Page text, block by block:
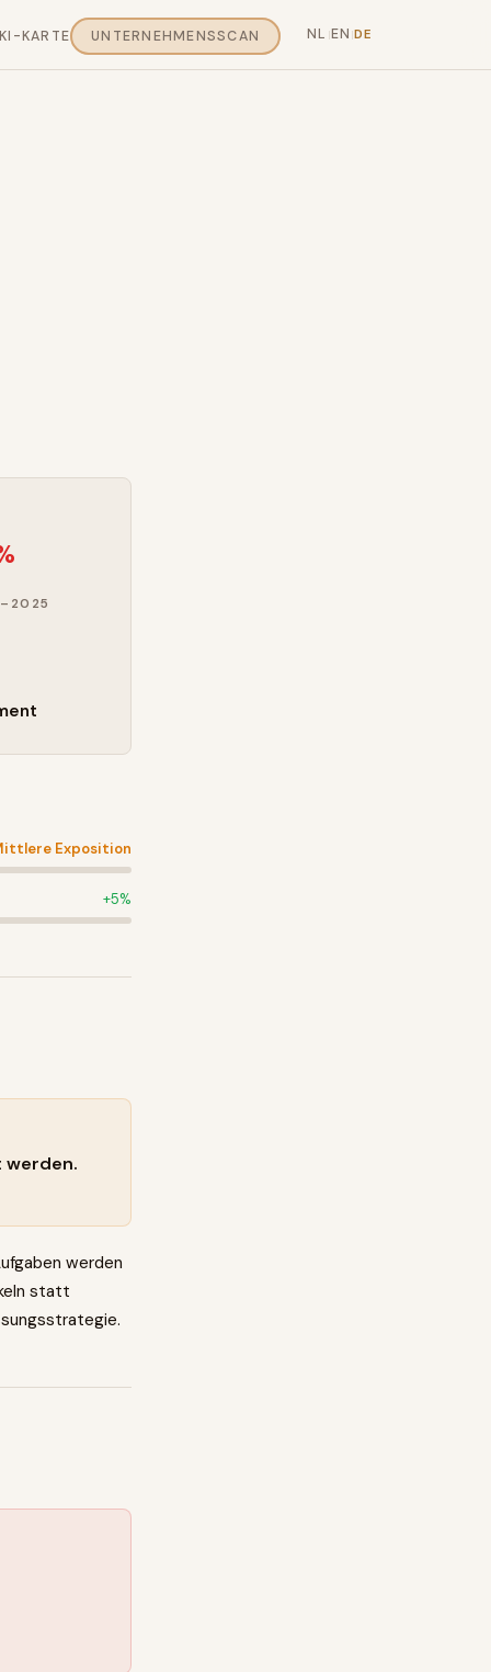
KI-KARTE UNTERNEHMENSSCAN NL |EN |DE
Exposition
+5%
werden.
werden
statt